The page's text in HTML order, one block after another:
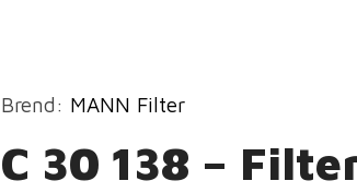
Brend: MANN Filter
C 30 138 –